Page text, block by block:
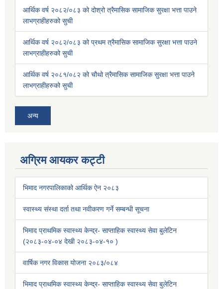
आर्थिक वर्ष २०८२/०८३ को दोश्रो त्रैमासिक सामाजिक सुरक्षा भत्ता पाउने
लाभग्राहीहरुको सुची
आर्थिक वर्ष २०८२/०८३ को प्रथम त्रैमासिक सामाजिक सुरक्षा भत्ता पाउने
लाभग्राहीहरुको सुची
आर्थिक वर्ष २०८१/०८२ को चौथो त्रैमासिक सामाजिक सुरक्षा भत्ता पाउने
लाभग्राहीहरुको सुची
अन्य
अग्रिम आयकर कट्टी
भिमाद नगरपालिकाको आर्थिक ऐन २०८३
स्वास्थ्य संस्था दर्ता तथा नवीकरण गर्ने सम्बन्धी सूचना
भिमाद प्राथमिक स्वास्थ्य केन्द्र- साप्ताहिक स्वास्थ्य सेवा बुलेटिन
(२०८३-०४-०४ देखी २०८३-०४-१० )
वार्षिक नगर विकास योजना २०८३/०८४
भिमाद प्राथमिक स्वास्थ्य केन्द्र- साप्ताहिक स्वास्थ्य सेवा बुलेटिन